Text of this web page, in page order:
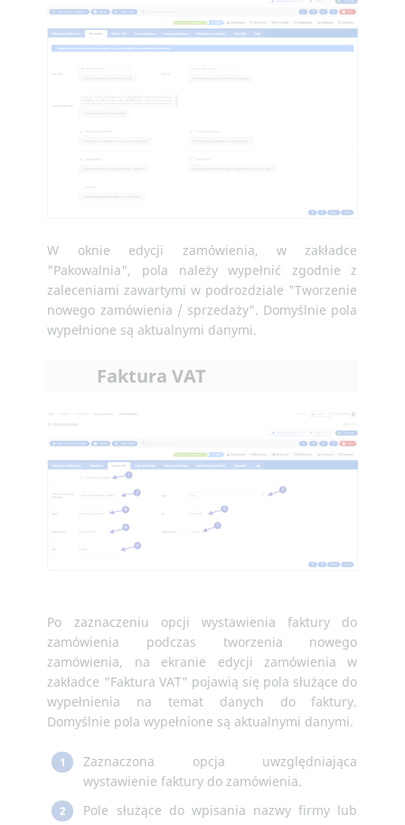
W oknie edycji zamówienia, w zakładce
"Pakowalnia", pola należy wypełnić zgodnie z
zaleceniami zawartymi w podrozdziale "Tworzenie
nowego zamówienia / sprzedaży". Domyślnie pola
wypełnione są aktualnymi danymi.
Faktura VAT
Po zaznaczeniu opcji wystawienia faktury do
zamówienia podczas tworzenia nowego
zamówienia, na ekranie edycji zamówienia w
zakładce "Faktura VAT" pojawią się pola służące do
wypełnienia na temat danych do faktury.
Domyślnie pola wypełnione są aktualnymi danymi.
1
Zaznaczona opcja uwzględniająca
wystawienie faktury do zamówienia.
2
Pole służące do wpisania nazwy firmy lub